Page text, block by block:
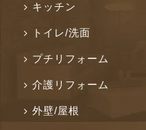
キッチン
トイレ/洗面
プチリフォーム
介護リフォーム
外壁/屋根